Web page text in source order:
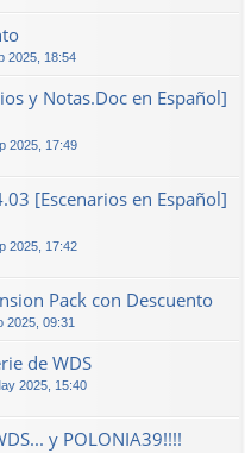
2025, 18:54
y Notas.Doc en Español]
2025, 17:49
[Escenarios en Español]
2025, 17:42
Pack con Descuento
2025, 09:31
de WDS
2025, 15:40
y POLONIA39!!!!